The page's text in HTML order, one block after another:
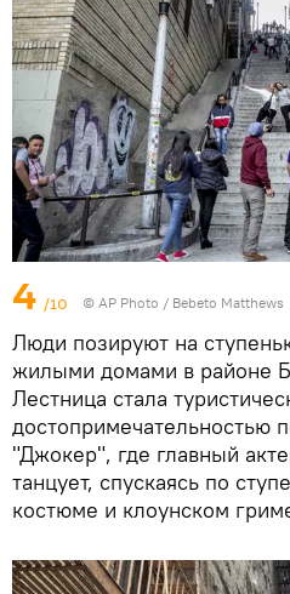
4 /10 © AP Photo / Bebeto Matthews
Люди позируют на
жилыми домами в районе
Лестница стала
достопримечательностью
"Джокер", где главный
танцует, спускаясь по
костюме и клоунском